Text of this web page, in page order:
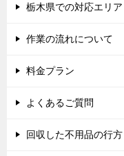
栃木県での対応エリア
作業の流れについて
料金プラン
よくあるご質問
回収した不用品の行方